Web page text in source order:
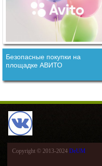
Безопасные покупки на
площадке АВИТО
Copyright © 2013-2024 DeUM